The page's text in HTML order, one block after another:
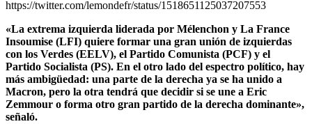
https://twitter.com/lemondefr/status/1518651125037207553
«La extrema izquierda liderada por Mélenchon y La France
Insoumise (LFI) quiere formar una gran unión de izquierdas
con los Verdes (EELV), el Partido Comunista (PCF) y el
Partido Socialista (PS). En el otro lado del espectro político, hay
más ambigüedad: una parte de la derecha ya se ha unido a
Macron, pero la otra tendrá que decidir si se une a Eric
Zemmour o forma otro gran partido de la derecha dominante»,
señaló.